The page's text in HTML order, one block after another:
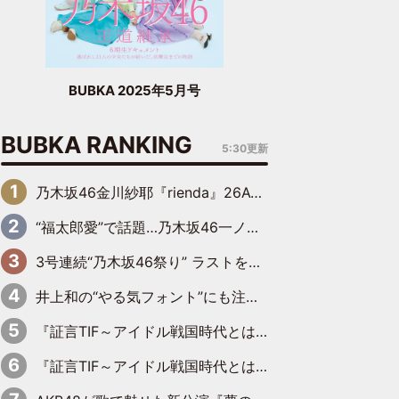
BUBKA 2025年5月号
BUBKA RANKING 5:30更新
乃木坂46金川紗耶『rienda』26AW LOOKモデルに就任
“福太郎愛”で話題…乃木坂46一ノ瀬美空、地元福岡『めんべい25周年トップサポーター』に就任
3号連続“乃木坂46祭り” ラストを飾るのは賀喜遥香…5年ぶりの登場に「5年分大人になった私を見ていただけたら」
井上和の“やる気フォント”にも注目 乃木坂46が挑んだ書道パフォーマンスの舞台裏
『証言TIF～アイドル戦国時代とはなんだったのか～』第6回：でんぱ組.inc・古川未鈴×相沢梨紗「『ハロプロやりたかったな』って言ったら、夢眠ねむさんに『てめえはでんぱ組．incなんだよ！』って肩パンされて(笑)」
『証言TIF～アイドル戦国時代とはなんだったのか～』第11回：私立恵比寿中学・真山りか×安本彩花「TIFで10年ぶりのキョンシーメイクをしたら、場を完全に引かせてしまって。時代が変わったんだなって」